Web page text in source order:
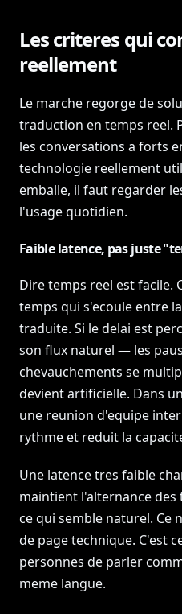
Les criteres qui
reellement
Le marche regorge de
traduction en temps reel.
les conversations a forts
technologie reellement
emballe, il faut regarder
l'usage quotidien.
Faible latence, pas juste
Dire temps reel est facile.
temps qui s'ecoule entre
traduite. Si le delai est
son flux naturel — les
chevauchements se
devient artificielle. Dans
une reunion d'equipe
rythme et reduit la
Une latence tres faible
maintient l'alternance
ce qui semble naturel. Ce
de page technique. C'est
personnes de parler
meme langue.